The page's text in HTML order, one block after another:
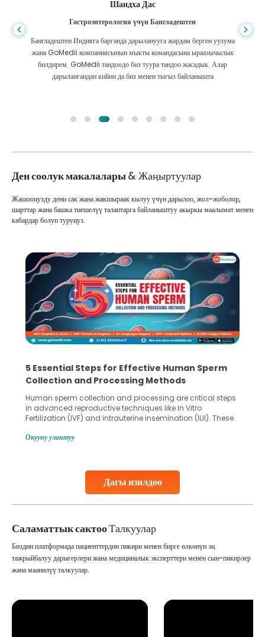
Шандха Дас
Гастроэнтерология үчүн Бангладештен
Бангладештен Индияга барганда дарыланууга жардам берген уулума
жана GoMedii компаниясынын мыкты командасына ыраазычылык
билдирем. GoMedii тандоодо биз туура тандоо жасадык. Алар
дарылангандан кийин да биз менен тыгыз байланышта
Ден соолук макалалары& Жаңыртуулар
Дагы изилдөө
Жашооңузду дени сак жана жакшыраак кылуу үчүн дарылоо, жол-жоболор,
шарттар жана башка тиешелүү талаптарга байланыштуу акыркы маалымат менен
кабардар болуп туруңуз.
5 Essential Steps for Effective Human Sperm
Collection and Processing Methods
Human sperm collection and processing are critical steps
in advanced reproductive techniques like In Vitro
Fertilization (IVF) and intrauterine insemination (IUI). These
challenges and help couples achieve their dream of
collected, they process the
Окууну улантуу
Саламаттык сактооТалкуулар
Биздин платформада пациенттердин пикири менен бирге өлкөнүн эң
тажрыйбалуу дарыгерлери жана медициналык эксперттери менен сын-пикирлер
жана маанилүү талкуулар.